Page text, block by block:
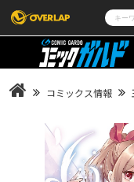
コミック
LiQulle
ポケットモンスター
ゲーム
企業
会社概要
採用情報
アクセス
オーバーラップホール
コミックス情報